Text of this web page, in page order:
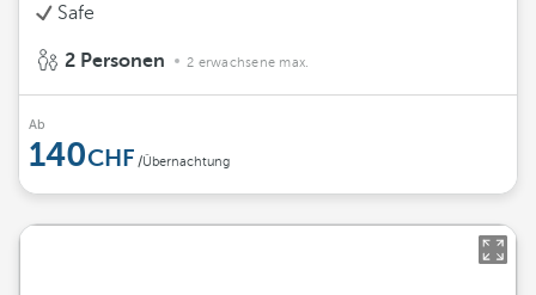
Safe
2 Personen 2 erwachsene max.
Ab
140 /Übernachtung